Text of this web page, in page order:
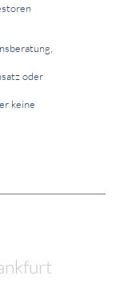
oder
keine